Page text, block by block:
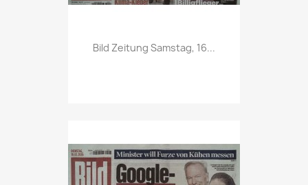
Vorschau
Bild Zeitung Samstag, 16...